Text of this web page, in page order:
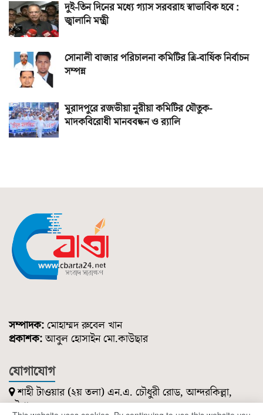
দুই-তিন দিনের মধ্যে গ্যাস সরবরাহ স্বাভাবিক হবে :
জ্বালানি মন্ত্রী
সোনালী বাজার পরিচালনা কমিটির ত্রি-বার্ষিক নির্বাচন
সম্পন্ন
মুরাদপুরে রজভীয়া নূরীয়া কমিটির যৌতুক-
মাদকবিরোধী মানববন্ধন ও র‌্যালি
সম্পাদক: মোহাম্মদ রুবেল খান
প্রকাশক:আবুল হোসাইন মো.কাউছার
যোগাযোগ
শাহী টাওয়ার (২য় তলা) এন.এ. চৌধুরী রোড, আন্দরকিল্লা,
চট্টগ্রাম।